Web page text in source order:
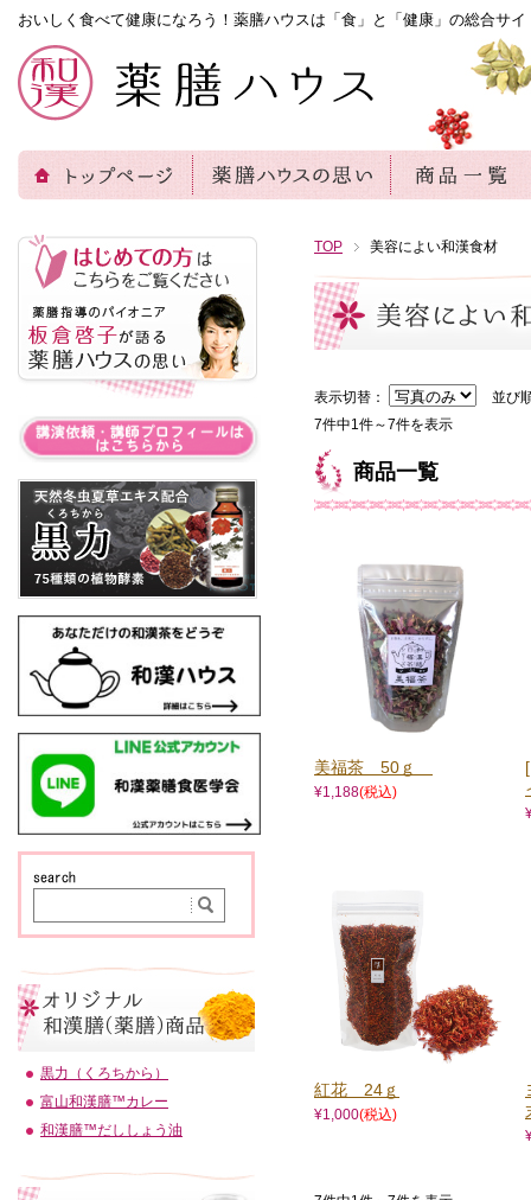
おいしく食べて健康になろう！薬膳ハウスは「食」と「健康」の総合サイ
TOP 美容によい和漢食材
表示切替：
並び
7件中1件～7件を表示
商品一覧
美福茶 50ｇ
¥1,188(税込)
紅花 24ｇ
¥1,000(税込)
黒力（くろちから）
富山和漢膳™カレー
和漢膳™だししょう油